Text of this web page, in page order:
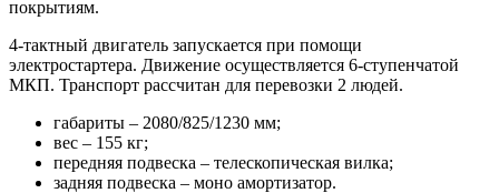
покрытиям.
4-тактный двигатель запускается при помощи
электростартера. Движение осуществляется 6-ступенчатой
МКП. Транспорт рассчитан для перевозки 2 людей.
габариты – 2080/825/1230 мм;
вес – 155 кг;
передняя подвеска – телескопическая вилка;
задняя подвеска – моно амортизатор.